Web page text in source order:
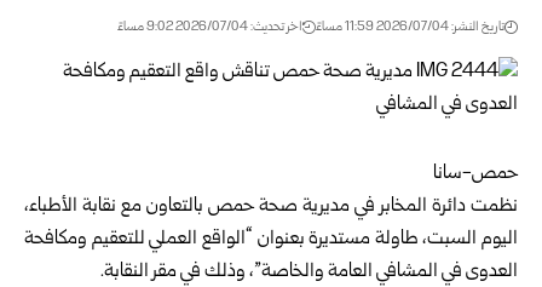
تاريخ النشر: 2026/07/04 11:59 مساءً اخر تحديث: 2026/07/04 9:02 مساءً
حمص-سانا
نظمت دائرة المخابر في مديرية صحةحمص بالتعاون مع نقابة الأطباء،
اليوم السبت، طاولة مستديرة بعنوان “الواقع العملي للتعقيم ومكافحة
العدوى في المشافي العامة والخاصة”، وذلك في مقر النقابة.